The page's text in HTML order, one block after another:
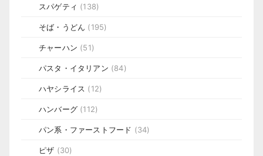
スパゲティ (138)
そば・うどん (195)
チャーハン (51)
パスタ・イタリアン (84)
ハヤシライス (12)
ハンバーグ (112)
パン系・ファーストフード (34)
ピザ (30)